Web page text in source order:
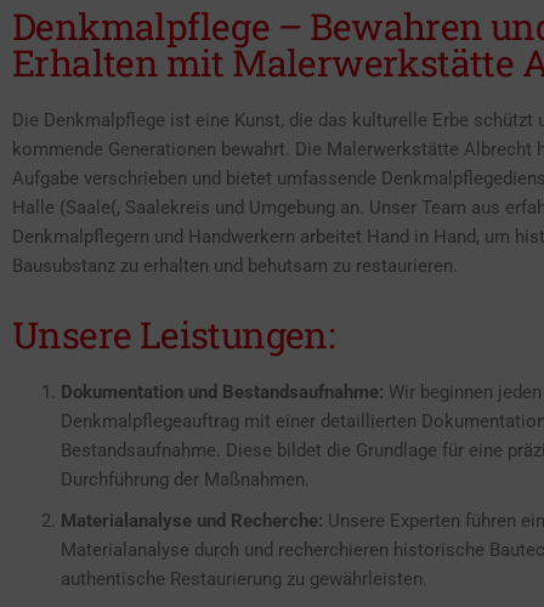
Denkmalpflege – Bewahren
Erhalten mit Malerwerkstätte
Die Denkmalpflege ist eine Kunst, die das kulturelle Erbe schützt
kommende Generationen bewahrt. Die Malerwerkstätte Albrecht
Aufgabe verschrieben und bietet umfassende
Halle (Saale(, Saalekreis und Umgebung an. Unser Team aus
Denkmalpflegern und Handwerkern arbeitet Hand in Hand, um
Bausubstanz zu erhalten und behutsam zu restaurieren.
Unsere Leistungen:
Dokumentation und Bestandsaufnahme: Wir beginnen jeden
Denkmalpflegeauftrag mit einer detaillierten
Bestandsaufnahme. Diese bildet die Grundlage für eine
Durchführung der Maßnahmen.
Materialanalyse und Recherche: Unsere Experten führen
Materialanalyse durch und recherchieren historische
authentische Restaurierung zu gewährleisten.